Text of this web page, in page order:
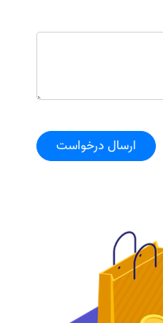
ارسال درخواست